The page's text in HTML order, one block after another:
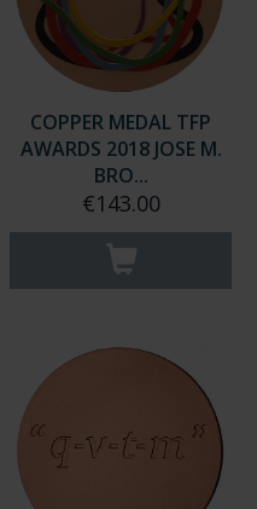
COPPER MEDAL TFP
AWARDS 2018 JOSE M.
BRO...
€143.00